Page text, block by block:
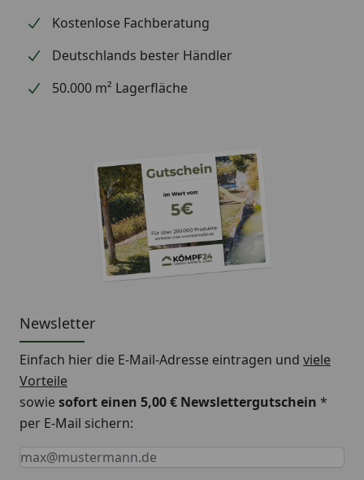
Kostenlose Fachberatung
Deutschlands bester Händler
50.000 m² Lagerfläche
Newsletter
Einfach hier die E-Mail-Adresse eintragen und viele
Vorteile
sowiesofort einen 5,00 € Newslettergutschein *
per E-Mail sichern:
Keine Eingabe erforderlich
Eingabe erforderlich
E-Mail *